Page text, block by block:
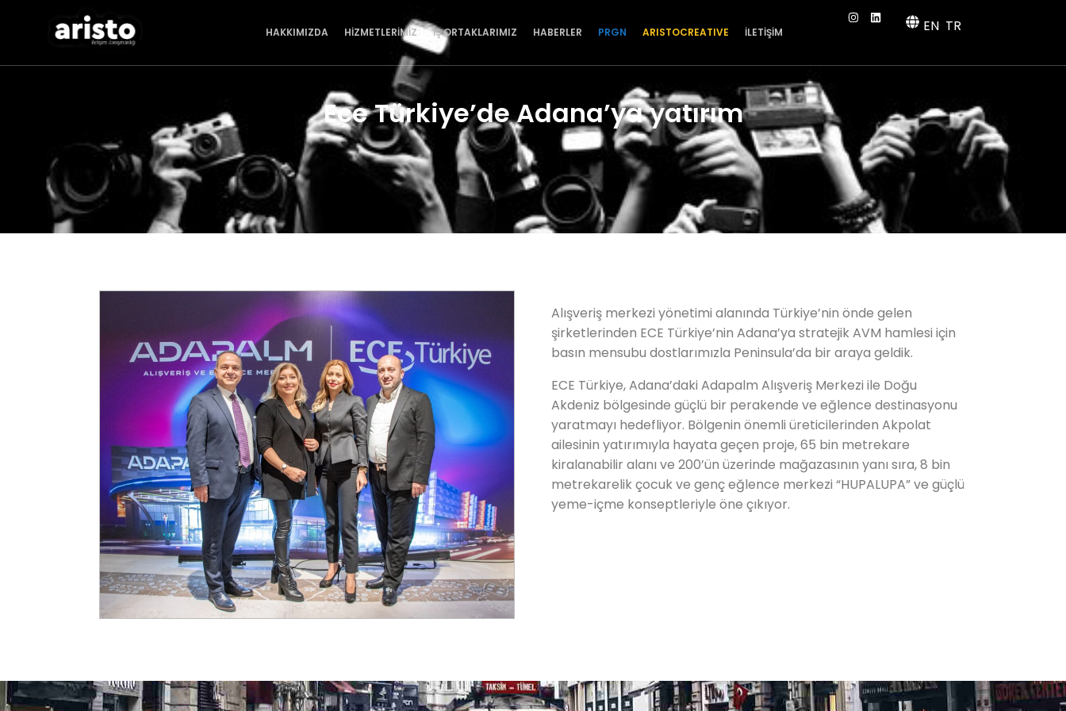
HAKKIMIZDA HİZMETLERİMİZ İŞ ORTAKLARIMIZ HABERLER PRGN ARISTOCREATIVE İLETİŞİM EN TR
Ece Türkiye’de Adana’ya yatırım
Alışveriş merkezi yönetimi alanında Türkiye’nin önde gelen
şirketlerinden ECE Türkiye’nin Adana’ya stratejik AVM hamlesi için
basın mensubu dostlarımızla Peninsula’da bir araya geldik.
ECE Türkiye, Adana’daki Adapalm Alışveriş Merkezi ile Doğu
Akdeniz bölgesinde güçlü bir perakende ve eğlence destinasyonu
yaratmayı hedefliyor. Bölgenin önemli üreticilerinden Akpolat
ailesinin yatırımıyla hayata geçen proje, 65 bin metrekare
kiralanabilir alanı ve 200’ün üzerinde mağazasının yanı sıra, 8 bin
metrekarelik çocuk ve genç eğlence merkezi “HUPALUPA” ve güçlü
yeme-içme konseptleriyle öne çıkıyor.